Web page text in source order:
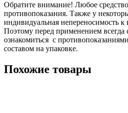
Обратите внимание! Любое
противопоказания. Также у
индивидуальная непереносимость
Поэтому перед применением всегда
ознакомиться с
составом на упаковке.
Похожие товары